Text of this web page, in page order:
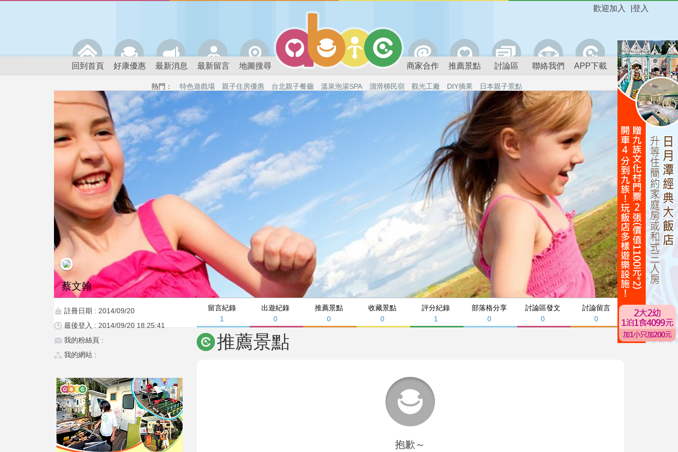
登入
歡迎加入
回到首頁 好康優惠 最新消息 最新留言 地圖搜尋 商家合作 推薦景點 討論區 聯絡我們 APP下載
熱門： 特色遊戲場 親子住房優惠 台北親子餐廳 溫泉泡湯SPA 溜滑梯民宿 觀光工廠 DIY摘果 日本親子景點
留言紀錄
1
出遊紀錄
0
推薦景點
0
收藏景點
0
評分紀錄
1
部落格分享
0
討論區發文
0
討論留言
0
蔡文翰
註冊日期 : 2014/09/20
最後登入 : 2014/09/20 18:25:41
我的粉絲頁 :
我的網站 :
推薦景點
抱歉～